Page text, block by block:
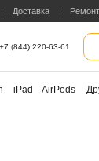
+7 (844) 220-63-61
Ремонт
Доставка
iPad AirPods